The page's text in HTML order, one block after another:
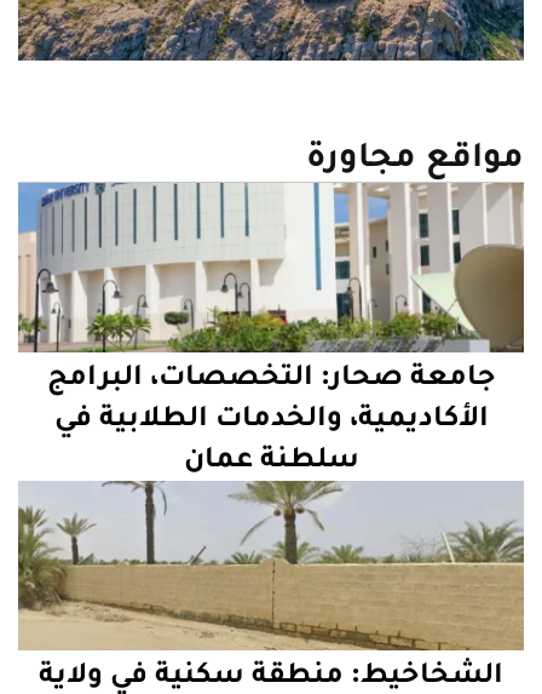
مواقع مجاورة
جامعة صحار: التخصصات، البرامج
الأكاديمية، والخدمات الطلابية في
سلطنة عمان
الشخاخيط: منطقة سكنية في ولاية